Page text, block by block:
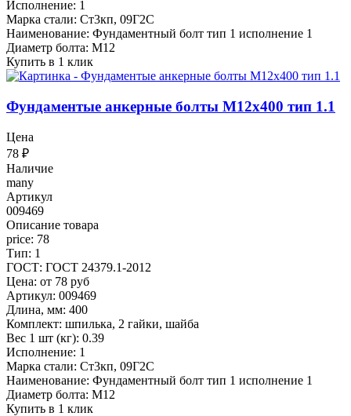
Исполнение: 1
Марка стали: Ст3кп, 09Г2С
Наименование: Фундаментный болт тип 1 исполнение 1
Диаметр болта: М12
Купить в 1 клик
Фундаментые анкерные болты М12x400 тип 1.1
Цена
78 ₽
Наличие
many
Артикул
009469
Описание товара
price: 78
Тип: 1
ГОСТ: ГОСТ 24379.1-2012
Цена: от 78 руб
Артикул: 009469
Длина, мм: 400
Комплект: шпилька, 2 гайки, шайба
Вес 1 шт (кг): 0.39
Исполнение: 1
Марка стали: Ст3кп, 09Г2С
Наименование: Фундаментный болт тип 1 исполнение 1
Диаметр болта: М12
Купить в 1 клик